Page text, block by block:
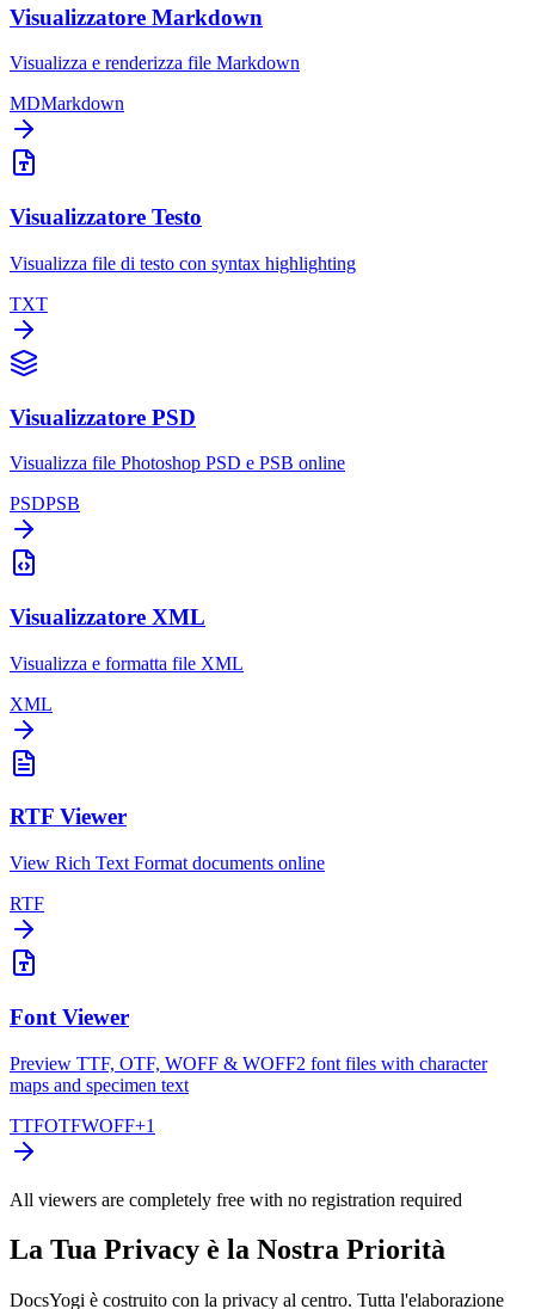
Visualizzatore Markdown
Visualizza e renderizza file Markdown
MDMarkdown
Visualizzatore Testo
Visualizza file di testo con syntax highlighting
TXT
Visualizzatore PSD
Visualizza file Photoshop PSD e PSB online
PSDPSB
Visualizzatore XML
Visualizza e formatta file XML
XML
RTF Viewer
View Rich Text Format documents online
RTF
Font Viewer
Preview TTF, OTF, WOFF & WOFF2 font files with character
maps and specimen text
TTFOTFWOFF+1
All viewers are completely free with no registration required
La Tua Privacy è la Nostra Priorità
DocsYogi è costruito con la privacy al centro. Tutta l'elaborazione